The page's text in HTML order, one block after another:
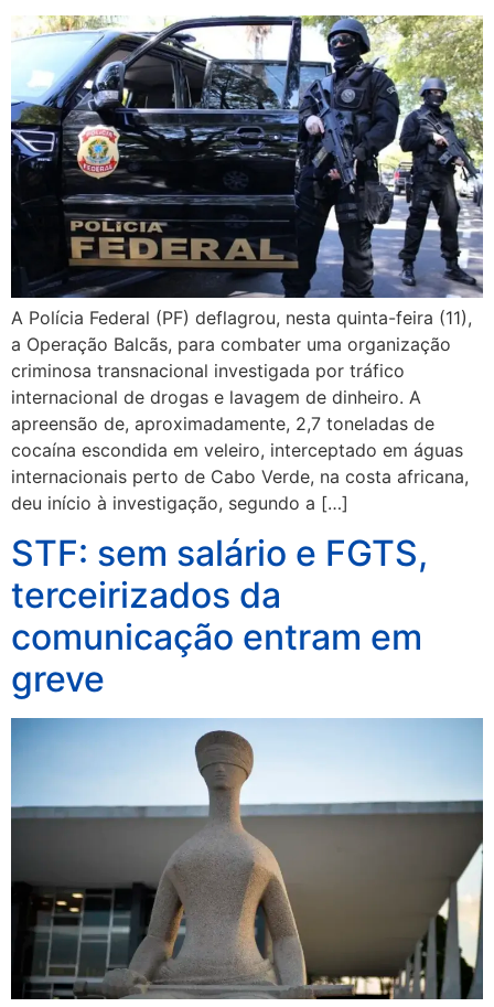
A Polícia Federal (PF) deflagrou, nesta quinta-feira (11),
a Operação Balcãs, para combater uma organização
criminosa transnacional investigada por tráfico
internacional de drogas e lavagem de dinheiro. A
apreensão de, aproximadamente, 2,7 toneladas de
cocaína escondida em veleiro, interceptado em águas
internacionais perto de Cabo Verde, na costa africana,
deu início à investigação, segundo a […]
STF: sem salário e FGTS,
terceirizados da
comunicação entram em
greve